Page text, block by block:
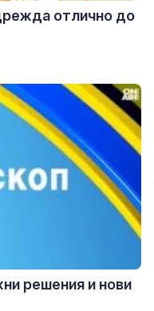
отлично до
решения и нови